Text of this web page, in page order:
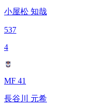
小屋松 知哉
537
4
MF 41
長谷川 元希